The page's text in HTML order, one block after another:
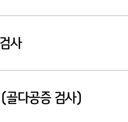
사
골다공증 검사)